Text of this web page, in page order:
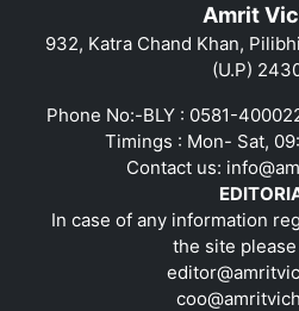
Amrit
932, Katra Chand Khan,
(U.P)
Phone No:-BLY : 0581-
Timings : Mon- Sat,
Contact us:
In case of any information
the site